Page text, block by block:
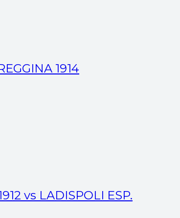
1914
vs LADISPOLI ESP.